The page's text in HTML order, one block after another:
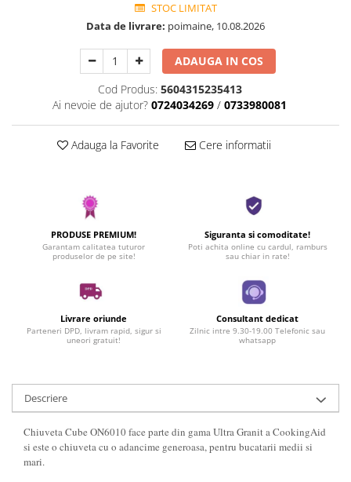
STOC LIMITAT
Data de livrare: poimaine, 10.08.2026
ADAUGA IN COS
Cod Produs: 5604315235413
Ai nevoie de ajutor? 0724034269 / 0733980081
Adauga la Favorite Cere informatii
PRODUSE PREMIUM!
Garantam calitatea tuturor
produselor de pe site!
Siguranta si comoditate!
Poti achita online cu cardul, ramburs
sau chiar in rate!
Livrare oriunde
Parteneri DPD, livram rapid, sigur si
uneori gratuit!
Consultant dedicat
Zilnic intre 9.30-19.00 Telefonic sau
whatsapp
Descriere
Chiuveta Cube ON6010 face parte din gama Ultra Granit a CookingAid
si este o chiuveta cu o adancime generoasa, pentru bucatarii medii si
mari.